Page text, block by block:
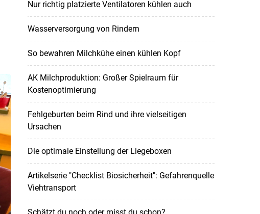
Nur richtig platzierte Ventilatoren kühlen auch
Wasserversorgung von Rindern
So bewahren Milchkühe einen kühlen Kopf
AK Milchproduktion: Großer Spielraum für
Kostenoptimierung
Fehlgeburten beim Rind und ihre vielseitigen
Ursachen
Die optimale Einstellung der Liegeboxen
Artikelserie "Checklist Biosicherheit": Gefahrenquelle
Viehtransport
Schätzt du noch oder misst du schon?